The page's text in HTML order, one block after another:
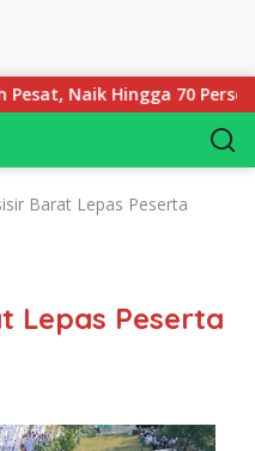
Hingga 70 Persen Sejak
Barat Lepas Peserta
Lepas Peserta